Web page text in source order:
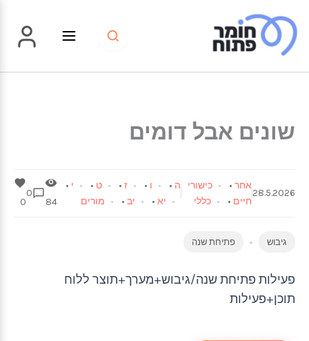
לתוכן
שונים אבל דומים
28.5.2026
אחר•
כישורי
חיים • כללי
ה • ו • ז• ט • י •
יא• יב• מורים 84
0
0
גיבוש פתיחת שנה
פעילות פתיחת שנה/גיבוש+מערך+תוצר ללוח
תוכן+פעילות